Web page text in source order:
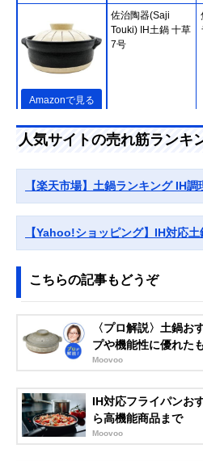
Amazonで見る
佐治陶器(Saji
Touki) IH土鍋 十草
7号
KINTO(キントー)
KAKOMI IH土鍋
銀峯陶器(Ginpo
楽天市場で見る
長谷製陶
(Nagatani Seitou)
武田コーポレーシ
人気サイトの売れ筋ランキ
【楽天市場】土鍋ランキング IH調
【Yahoo!ショッピング】IH対応
こちらの記事もどうぞ
〈プロ解説〉土鍋お
プや機能性に優れた
Moovoo
IH対応フライパンお
ら高機能商品まで
Moovoo